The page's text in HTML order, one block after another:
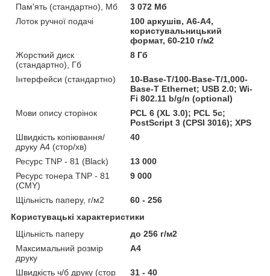
Пам'ять (стандартно), Мб
3 072 Мб
Лоток ручної подачі
100 аркушів, А6-А4,
користувальницький
формат, 60-210 г/м2
Жорсткий диск
(стандартно), Гб
8 Гб
Інтерфейси (стандартно)
10-Base-T/100-Base-T/1,000-
Base-T Ethernet; USB 2.0; Wi-
Fi 802.11 b/g/n (optional)
Мови опису сторінок
PCL 6 (XL 3.0); PCL 5c;
PostScript 3 (CPSI 3016); XPS
Швидкість копіювання/
друку A4 (стор/хв)
40
Ресурс TNP - 81 (Black)
13 000
Ресурс тонера TNP - 81
(CMY)
9 000
Щільність паперу, г/м2
60 - 256
Користувацькі характеристики
Щільність паперу
до 256 г/м2
Максимальний розмір
друку
A4
Швидкість ч/б друку (стор 31 - 40